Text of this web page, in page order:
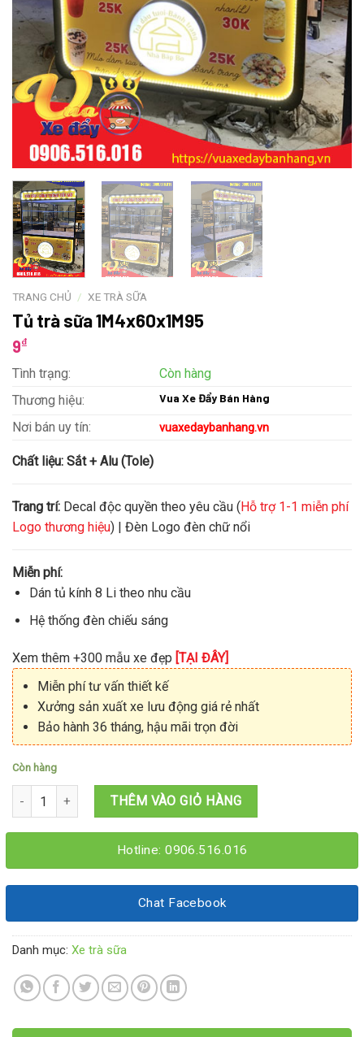
TRANG CHỦ / XE TRÀ SỮA
Tủ trà sữa 1M4x60x1M95
9₫
Tình trạng:
Còn hàng
Thương hiệu:
Vua Xe Đẩy Bán Hàng
Nơi bán uy tín: vuaxedaybanhang.vn
Chất liệu: Sắt + Alu (Tole)
Trang trí: Decal độc quyền theo yêu cầu (Hỗ trợ 1-1 miễn phí
Logo thương hiệu) | Đèn Logo đèn chữ nổi
Miễn phí:
Dán tủ kính 8 Li theo nhu cầu
Hệ thống đèn chiếu sáng
Xem thêm +300 mẫu xe đẹp [TẠI ĐÂY]
Miễn phí tư vấn thiết kế
Xưởng sản xuất xe lưu động giá rẻ nhất
Bảo hành 36 tháng, hậu mãi trọn đời
Còn hàng
Tủ trà sữa 1M4x60x1M95 số lượng
THÊM VÀO GIỎ HÀNG
Hotline: 0906.516.016
Chat Facebook
Danh mục: Xe trà sữa